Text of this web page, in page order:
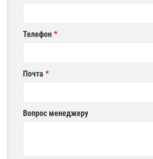
Телефон
Почта
Вопрос менеджеру